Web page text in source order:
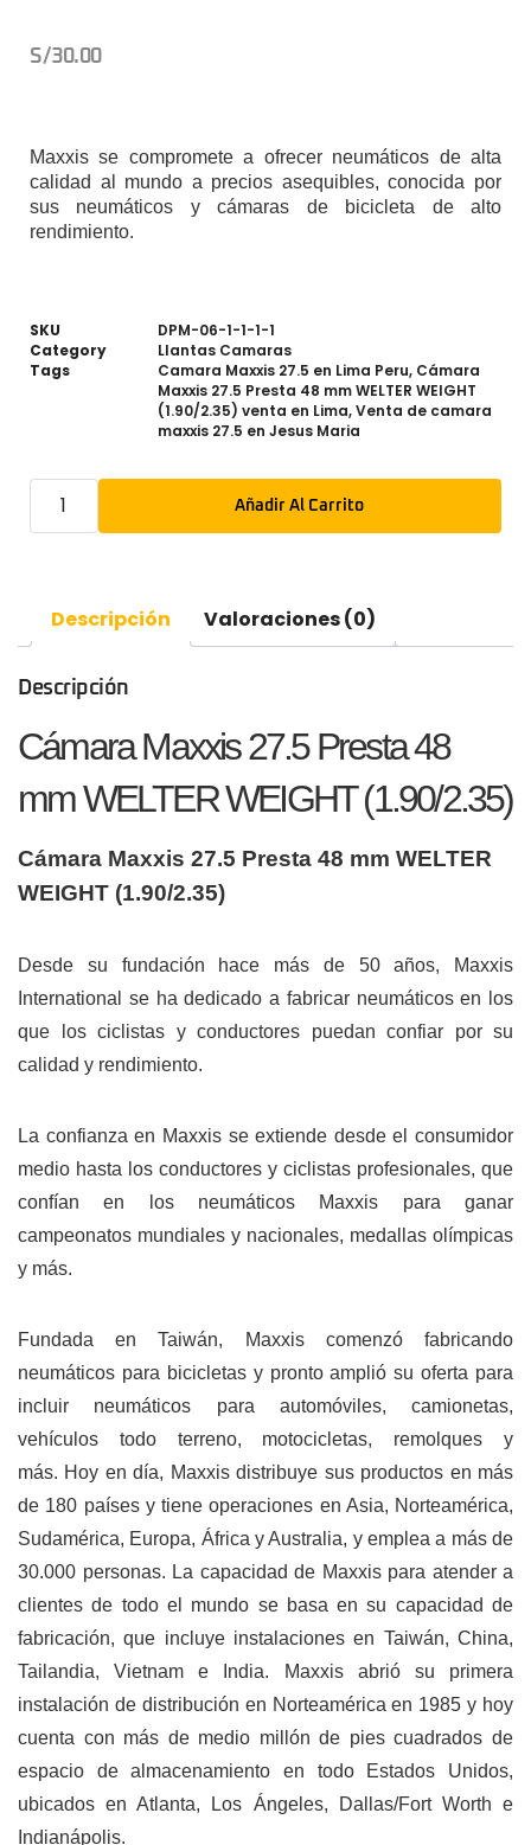
S/30.00
Maxxis se compromete a ofrecer neumáticos de alta
calidad al mundo a precios asequibles, conocida por
sus neumáticos y cámaras de bicicleta de alto
rendimiento.
SKU
DPM-06-1-1-1-1
Category
Llantas Camaras
Tags
Camara Maxxis 27.5 en Lima Peru, Cámara
Maxxis 27.5 Presta 48 mm WELTER WEIGHT
(1.90/2.35) venta en Lima,Venta de camara
maxxis 27.5 en Jesus Maria
Añadir Al Carrito
Descripción Valoraciones (0)
Descripción
Cámara Maxxis 27.5 Presta 48
mm WELTER WEIGHT (1.90/2.35)
Cámara Maxxis 27.5 Presta 48 mm WELTER
WEIGHT (1.90/2.35)
Desde su fundación hace más de 50 años, Maxxis
International se ha dedicado a fabricar neumáticos en los
que los ciclistas y conductores puedan confiar por su
calidad y rendimiento.
La confianza en Maxxis se extiende desde el consumidor
medio hasta los conductores y ciclistas profesionales, que
confían en los neumáticos Maxxis para ganar
campeonatos mundiales y nacionales, medallas olímpicas
y más.
Fundada en Taiwán, Maxxis comenzó fabricando
neumáticos para bicicletas y pronto amplió su oferta para
incluir neumáticos para automóviles, camionetas,
vehículos todo terreno, motocicletas, remolques y
más. Hoy en día, Maxxis distribuye sus productos en más
de 180 países y tiene operaciones en Asia, Norteamérica,
Sudamérica, Europa, África y Australia, y emplea a más de
30.000 personas. La capacidad de Maxxis para atender a
clientes de todo el mundo se basa en su capacidad de
fabricación, que incluye instalaciones en Taiwán, China,
Tailandia, Vietnam e India.
Maxxis abrió su primera
instalación de distribución en Norteamérica en 1985 y hoy
cuenta con más de medio millón de pies cuadrados de
espacio de almacenamiento en todo Estados Unidos,
ubicados en Atlanta, Los Ángeles, Dallas/Fort Worth e
Indianápolis.